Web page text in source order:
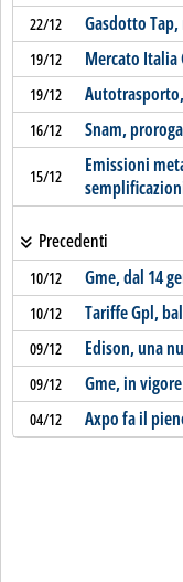
22/12 Gasdotto
19/12 Mercato Italia
19/12
16/12 Snam,
15/12
Emissioni
Precedenti
10/12 Gme, dal 14
10/12 Tariffe Gpl,
09/12 Edison, una
09/12 Gme, in
04/12 Axpo fa il